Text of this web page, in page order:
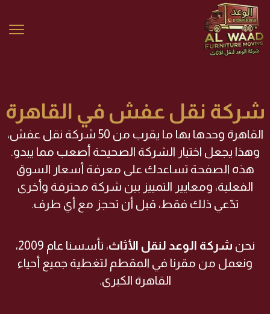
شركة نقل عفش في القاهرة
القاهرة وحدها بها ما يقرب من 50 شركة نقل عفش،
وهذا يجعل اختيار الشركة الصحيحة أصعب مما يبدو.
هذه الصفحة تساعدك على معرفة أسعار السوق
الفعلية، ومعايير التمييز بين شركة محترفة وأخرى
تدّعي ذلك فقط، قبل أن تحجز مع أي طرف.
نحن شركة الوعد لنقل الأثاث
، تأسسنا عام 2009،
ونعمل من مقرنا في المقطم لتغطية جميع أحياء
القاهرة الكبرى.